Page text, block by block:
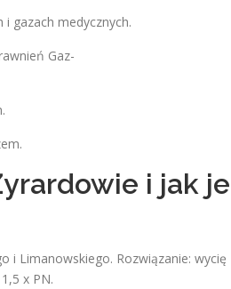
i gazach medycznych.
Gaz-
i jak je
i Limanowskiego. Rozwiązanie: wycię
x PN.